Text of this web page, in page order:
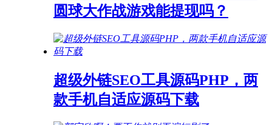
圆球大作战游戏能提现吗？
超级外链SEO工具源码PHP，两
款手机自适应源码下载